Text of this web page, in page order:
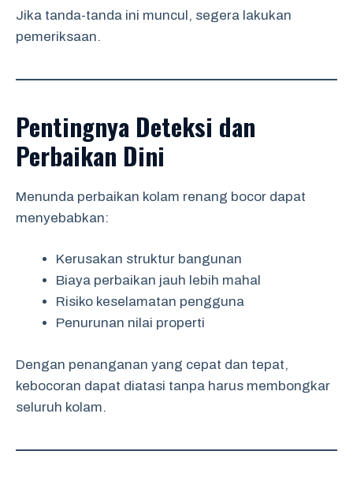
Jika tanda-tanda ini muncul, segera lakukan
pemeriksaan.
Pentingnya Deteksi dan
Perbaikan Dini
Menunda perbaikan kolam renang bocor dapat
menyebabkan:
Kerusakan struktur bangunan
Biaya perbaikan jauh lebih mahal
Risiko keselamatan pengguna
Penurunan nilai properti
Dengan penanganan yang cepat dan tepat,
kebocoran dapat diatasi tanpa harus membongkar
seluruh kolam.